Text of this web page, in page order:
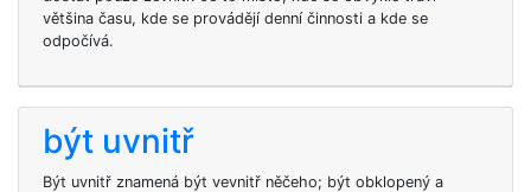
většina času, kde se provádějí denní činnosti a kde se
odpočívá.
být uvnitř
Být uvnitř znamená být vevnitř něčeho; být obklopený a